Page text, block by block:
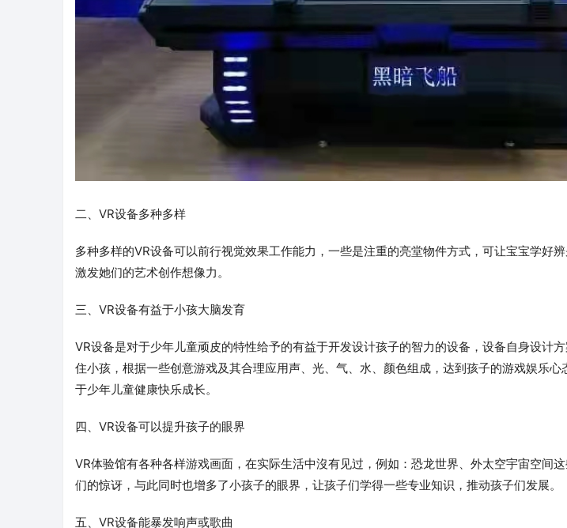
二、VR设备多种多样
多种多样的VR设备可以前行视觉效果工作能力，一些是注重的亮堂物件方式，可让宝宝学好
激发她们的艺术创作想像力。
三、VR设备有益于小孩大脑发育
VR设备是对于少年儿童顽皮的特性给予的有益于开发设计孩子的智力的设备，设备自身设计
住小孩，根据一些创意游戏及其合理应用声、光、气、水、颜色组成，达到孩子的游戏娱乐
于少年儿童健康快乐成长。
四、VR设备可以提升孩子的眼界
VR体验馆有各种各样游戏画面，在实际生活中沒有见过，例如：恐龙世界、外太空宇宙空间
们的惊讶，与此同时也增多了小孩子的眼界，让孩子们学得一些专业知识，推动孩子们发展。
五、VR设备能暴发响声或歌曲